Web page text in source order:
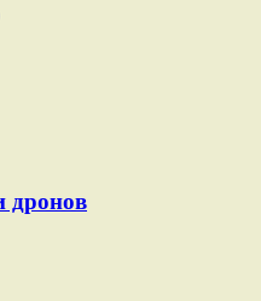
дронов